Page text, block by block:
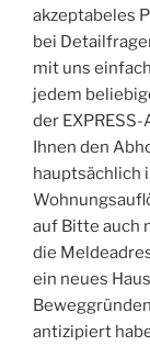
akzeptabeles
bei
mit uns
jedem
der
Ihnen den
hauptsächlich
auf Bitte auch
die
ein neues
antizipiert